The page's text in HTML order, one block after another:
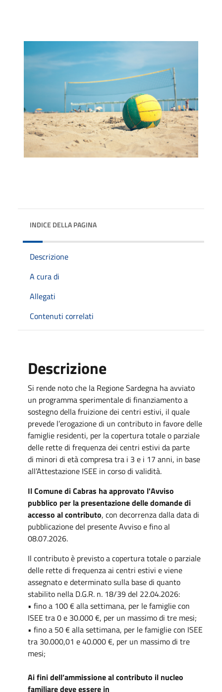
INDICE DELLA PAGINA
Descrizione
A cura di
Allegati
Contenuti correlati
Descrizione
Si rende noto che la Regione Sardegna ha avviato
un programma sperimentale di finanziamento a
sostegno della fruizione dei centri estivi, il quale
prevede l’erogazione di un contributo in favore delle
famiglie residenti, per la copertura totale o parziale
delle rette di frequenza dei centri estivi da parte
di minori di età compresa tra i 3 e i 17 anni, in base
all’Attestazione ISEE in corso di validità.
Il Comune di Cabras ha approvato l'Avviso
pubblico per la presentazione delle domande di
accesso al contributo, con decorrenza dalla data di
pubblicazione del presente Avviso e fino al
08.07.2026.
Il contributo è previsto a copertura totale o parziale
delle rette di frequenza ai centri estivi e viene
assegnato e determinato sulla base di quanto
stabilito nella D.G.R. n. 18/39 del 22.04.2026:
• fino a 100 € alla settimana, per le famiglie con
ISEE tra 0 e 30.000 €, per un massimo di tre mesi;
• fino a 50 € alla settimana, per le famiglie con ISEE
tra 30.000,01 e 40.000 €, per un massimo di tre
mesi;
Ai fini dell’ammissione al contributo il nucleo
familiare deve essere in